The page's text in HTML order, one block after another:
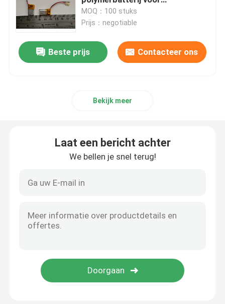
oplaadbare liposuurbatterij
Uiterst dunne Lipo-Batterij
lifepo4 batterijcel
LiFePo4 energieopslagbatterij
Zonnelithium Ion Battery
huishoudelijke apparaten
MOQ：100 stuks
Prijs：negotiable
Beste prijs Contacteer ons
Bekijk meer
Laat een bericht achter
We bellen je snel terug!